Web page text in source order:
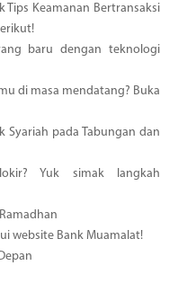
Tips Keamanan Bertransaksi
baru dengan teknologi
di masa mendatang? Buka
Syariah pada Tabungan dan
Yuk simak langkah
website Bank Muamalat!